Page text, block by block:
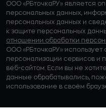
ООО «РБточкаРУ» является
персональных данных,
персональных данных и
к защите персональных
отношении обработки
ООО «РБточкаРУ»
персонализации сервисов и
веб-сайтом. Если вы не
данные обрабатывались,
использование в своём